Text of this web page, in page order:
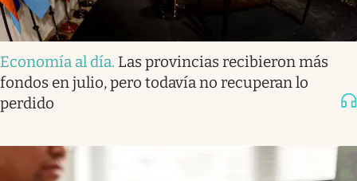
Economía al día. Las provincias recibieron más
fondos en julio, pero todavía no recuperan lo
perdido